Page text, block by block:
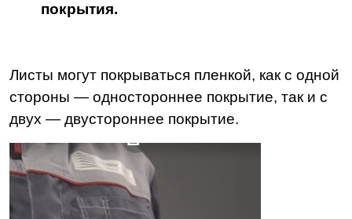
покрытия.
Листы могут покрываться пленкой, как с одной
стороны — одностороннее покрытие, так и с
двух — двустороннее покрытие.